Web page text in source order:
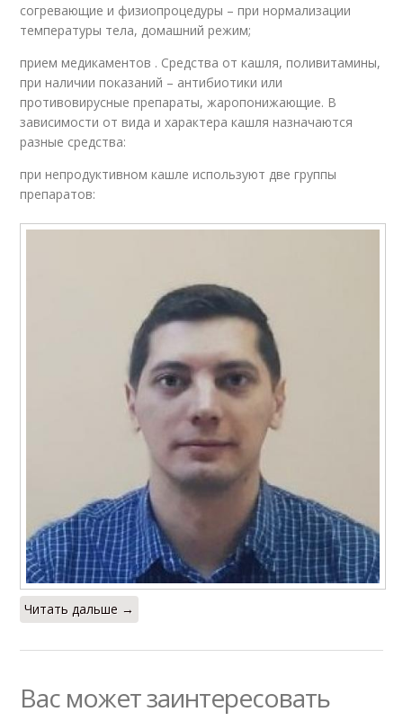
согревающие и физиопроцедуры – при нормализации
температуры тела, домашний режим;
прием медикаментов . Средства от кашля, поливитамины,
при наличии показаний – антибиотики или
противовирусные препараты, жаропонижающие. В
зависимости от вида и характера кашля назначаются
разные средства:
при непродуктивном кашле используют две группы
препаратов:
Читать дальше →
Вас может заинтересовать